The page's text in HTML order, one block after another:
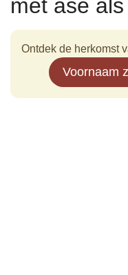
met åse
Ontdek de herkomst
Voornaam